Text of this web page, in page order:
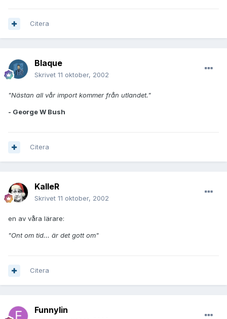
Citera
Blaque
Skrivet 11 oktober, 2002
"Nästan all vår import kommer från utlandet."
- George W Bush
Citera
KalleR
Skrivet 11 oktober, 2002
en av våra lärare:
"Ont om tid... är det gott om"
Citera
Funnylin